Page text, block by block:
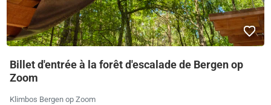
Billet d'entrée à la forêt d'escalade de Bergen op
Zoom
Klimbos Bergen op Zoom